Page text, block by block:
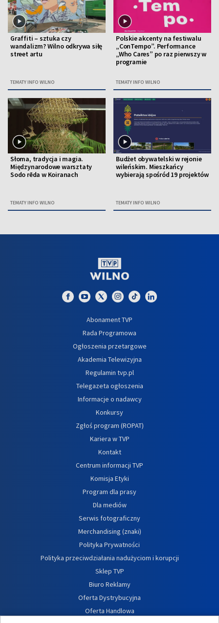
Graffiti – sztuka czy
wandalizm? Wilno odkrywa siłę
street artu
TEMATY INFO WILNO
Polskie akcenty na festiwalu
„ConTempo”. Performance
„Who Cares” po raz pierwszy w
programie
TEMATY INFO WILNO
Słoma, tradycja i magia.
Międzynarodowe warsztaty
Sodo rēda w Koiranach
TEMATY INFO WILNO
Budżet obywatelski w rejonie
wileńskim. Mieszkańcy
wybierają spośród 19 projektów
TEMATY INFO WILNO
Abonament TVP
Rada Programowa
Ogłoszenia przetargowe
Akademia Telewizyjna
Regulamin tvp.pl
Telegazeta ogłoszenia
Informacje o nadawcy
Konkursy
Zgłoś program (ROPAT)
Kariera w TVP
Kontakt
Centrum informacji TVP
Komisja Etyki
Program dla prasy
Dla mediów
Serwis fotograficzny
Merchandising (znaki)
Polityka Prywatności
Polityka przeciwdziałania nadużyciom i korupcji
Sklep TVP
Biuro Reklamy
Oferta Dystrybucyjna
Oferta Handlowa